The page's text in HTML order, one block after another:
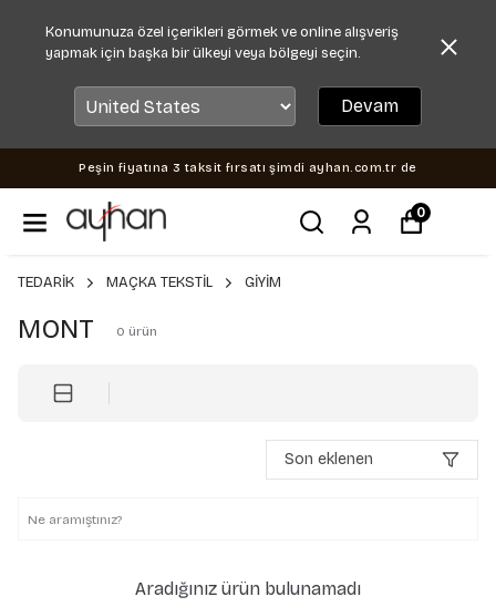
Konumunuza özel içerikleri görmek ve online alışveriş
yapmak için başka bir ülkeyi veya bölgeyi seçin.
Devam
Peşin fiyatına 3 taksit fırsatı şimdi ayhan.com.tr de
0
TEDARİK MAÇKA TEKSTİL GİYİM
MONT 0 ürün
Son eklenen
Aradığınız ürün bulunamadı